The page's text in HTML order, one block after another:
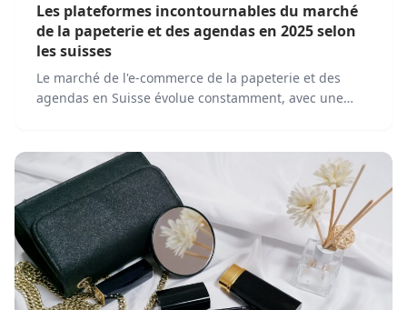
Les plateformes incontournables du marché
de la papeterie et des agendas en 2025 selon
les suisses
Le marché de l'e-commerce de la papeterie et des
agendas en Suisse évolue constamment, avec une